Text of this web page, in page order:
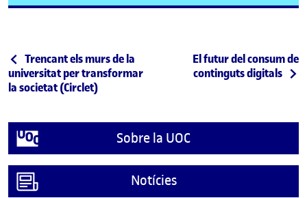
Navegació d'entrades
Entrada anterior
Trencant els murs de la
universitat per transformar
la societat (Circlet)
Entrada següent
El futur del consum de
continguts digitals
Sobre la UOC
Notícies